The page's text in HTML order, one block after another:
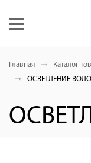
Главная Каталог
ОСВЕТЛЕНИЕ